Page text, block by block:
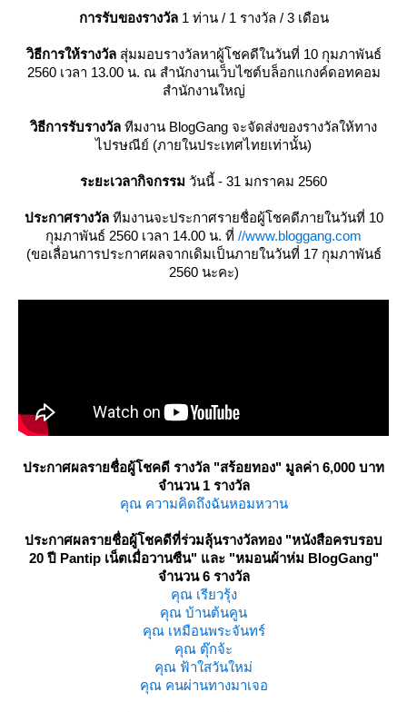
การรับของรางวัล 1 ท่าน / 1 รางวัล / 3 เดือน
วิธีการให้รางวัลสุ่มมอบรางวัลหาผู้โชคดีในวันที่ 10 กุมภาพันธ์
2560 เวลา 13.00 น. ณ สำนักงานเว็บไซต์บล็อกแกงค์ดอทคอม
สำนักงานใหญ่
วิธีการรับรางวัล ทีมงาน BlogGang จะจัดส่งของรางวัลให้ทาง
ไปรษณีย์ (ภายในประเทศไทยเท่านั้น)
ระยะเวลากิจกรรม วันนี้ - 31 มกราคม 2560
ประกาศรางวัล ทีมงานจะประกาศรายชื่อผู้โชคดีภายในวันที่ 10
กุมภาพันธ์ 2560 เวลา 14.00 น. ที่ //www.bloggang.com
(ขอเลื่อนการประกาศผลจากเดิมเป็นภายในวันที่ 17 กุมภาพันธ์
2560 นะคะ)
ประกาศผลรายชื่อผู้โชคดี รางวัล "สร้อยทอง" มูลค่า 6,000 บาท
จำนวน 1 รางวัล
คุณ ความคิดถึงฉันหอมหวาน
ประกาศผลรายชื่อผู้โชคดีที่ร่วมลุ้นรางวัลทอง "หนังสือครบรอบ
20 ปี Pantip เน็ตเมื่อวานซืน" และ "หมอนผ้าห่ม BlogGang"
จำนวน 6 รางวัล
คุณ เรียวรุ้ง
คุณ บ้านต้นคูน
คุณ เหมือนพระจันทร์
คุณ ตุ๊กจ้ะ
คุณ ฟ้าใสวันใหม่
คุณ คนผ่านทางมาเจอ